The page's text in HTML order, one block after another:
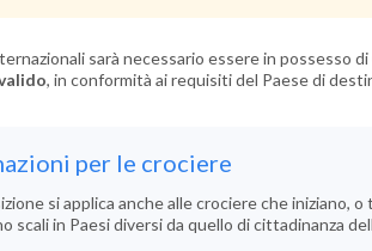
sarà necessario essere in possesso di
, in conformità ai requisiti del Paese di
per le crociere
si applica anche alle crociere che iniziano,
scali in Paesi diversi da quello di cittadinanza